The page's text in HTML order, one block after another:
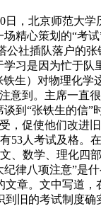
，北京师范大
精心策划的“考
公社插队落户的
习是因为忙于队
生）对物理化学
到。主席一直
到“张铁生的信”
，促使他们改进
53人考试及格。
、数学、理化四
律八项注意”是
章。文中写道
旧的考试制度